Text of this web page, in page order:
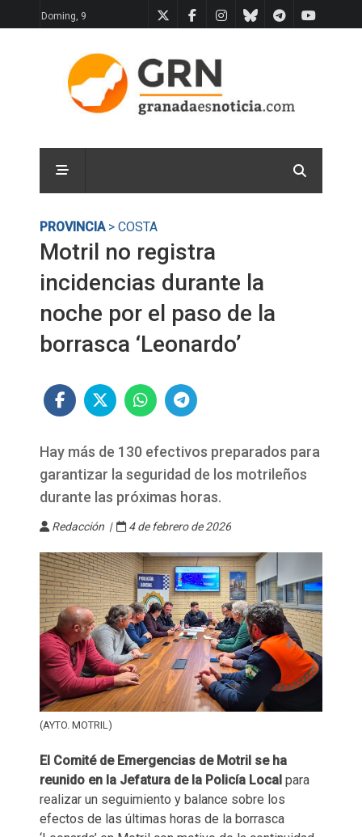
Doming, 9
PROVINCIA> COSTA
Motril no registra
incidencias durante la
noche por el paso de la
borrasca ‘Leonardo’
Hay más de 130 efectivos preparados para
garantizar la seguridad de los motrileños
durante las próximas horas.
Redacción | 4 de febrero de 2026
(AYTO. MOTRIL)
El Comité de Emergencias de Motril se ha
reunido en la Jefatura de la Policía Local para
realizar un seguimiento y balance sobre los
efectos de las últimas horas de la borrasca